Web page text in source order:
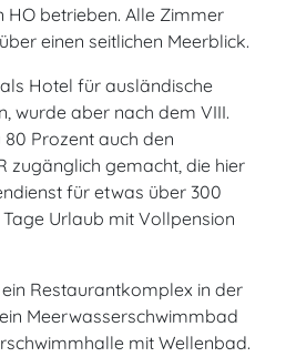
betrieben. Alle Zimmer
einen seitlichen Meerblick.
Hotel für ausländische
wurde aber nach dem VIII.
Prozent auch den
zugänglich gemacht, die hier
für etwas über 300
Urlaub mit Vollpension
Restaurantkomplex in der
Meerwasserschwimmbad
mit Wellenbad.